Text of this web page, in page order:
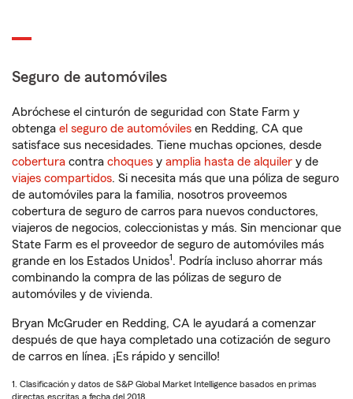
Seguro de automóviles
Abróchese el cinturón de seguridad con State Farm y
obtenga el seguro de automóviles en Redding, CA que
satisface sus necesidades. Tiene muchas opciones, desde
cobertura contra choques y amplia hasta de alquiler y de
viajes compartidos. Si necesita más que una póliza de seguro
de automóviles para la familia, nosotros proveemos
cobertura de seguro de carros para nuevos conductores,
viajeros de negocios, coleccionistas y más. Sin mencionar que
State Farm es el proveedor de seguro de automóviles más
grande en los Estados Unidos1. Podría incluso ahorrar más
combinando la compra de las pólizas de seguro de
automóviles y de vivienda.
Bryan McGruder en Redding, CA le ayudará a comenzar
después de que haya completado una cotización de seguro
de carros en línea. ¡Es rápido y sencillo!
1. Clasificación y datos de S&P Global Market Intelligence basados en primas
directas escritas a fecha del 2018.